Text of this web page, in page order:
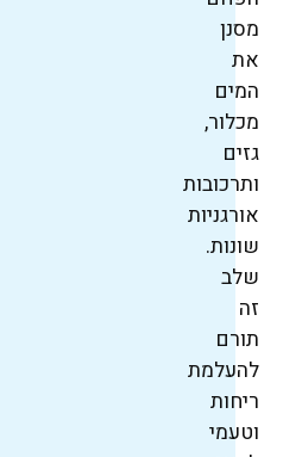
מסנן
את
המים
מכלור,
גזים
ותרכובות
אורגניות
שונות.
שלב
זה
תורם
להעלמת
ריחות
וטעמי